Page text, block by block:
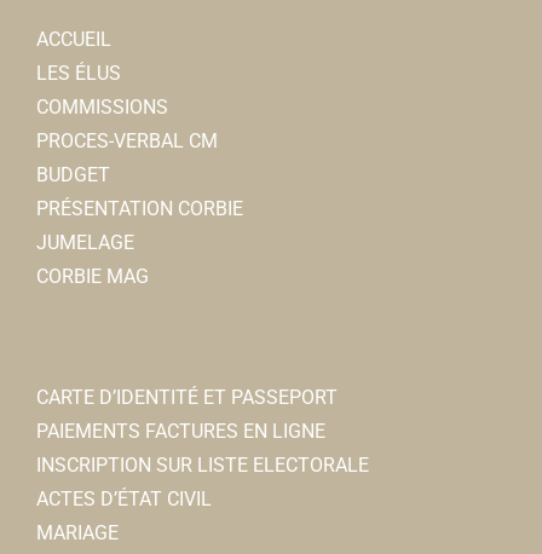
ACCUEIL
LES ÉLUS
COMMISSIONS
PROCES-VERBAL CM
BUDGET
PRÉSENTATION CORBIE
JUMELAGE
CORBIE MAG
CARTE D’IDENTITÉ ET PASSEPORT
PAIEMENTS FACTURES EN LIGNE
INSCRIPTION SUR LISTE ELECTORALE
ACTES D’ÉTAT CIVIL
MARIAGE